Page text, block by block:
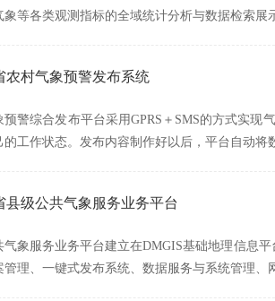
象等各类观测指标的全域统计分析与数据检索
农村气象预警发布系统
预警综合发布平台采用GPRS＋SMS的方式实现
的工作状态。发布内容制作好以后，平台自动
县级公共气象服务业务平台
象服务业务平台建立在DMGIS基础地理信息
管理、一键式发布系统、数据服务与系统管理